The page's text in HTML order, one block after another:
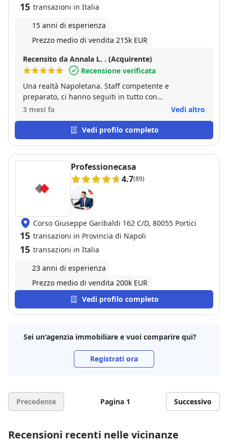
15 transazioni in Italia
15 anni di esperienza
Prezzo medio di vendita 215k EUR
Recensito da Annala L. . (Acquirente)
Recensione verificata
Una realtà Napoletana. Staff competente e
preparato, ci hanno seguiti in tutto con
professionalità e garbo. Consigliatissimi. Grazie di
3 mesi fa Vedi altro
Vedi profilo completo
Professionecasa
4.7(89)
Corso Giuseppe Garibaldi 162 C/D, 80055 Portici
15 transazioni in Provincia di Napoli
15 transazioni in Italia
23 anni di esperienza
Prezzo medio di vendita 200k EUR
Vedi profilo completo
Sei un'agenzia immobiliare e vuoi comparire qui?
Registrati ora
Precedente Pagina 1 Successivo
Recensioni recenti nelle vicinanze